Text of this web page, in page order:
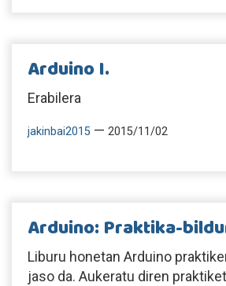
Arduino I.
Erabilera
jakinbai2015 — 2015/11/02
Arduino: Praktika-
Liburu honetan Arduino
jaso da. Aukeratu diren